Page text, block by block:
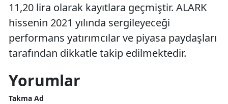
11,20 lira olarak kayıtlara geçmiştir. ALARK
hissenin 2021 yılında sergileyeceği
performans yatırımcılar ve piyasa paydaşları
tarafından dikkatle takip edilmektedir.
Yorumlar
Takma Ad